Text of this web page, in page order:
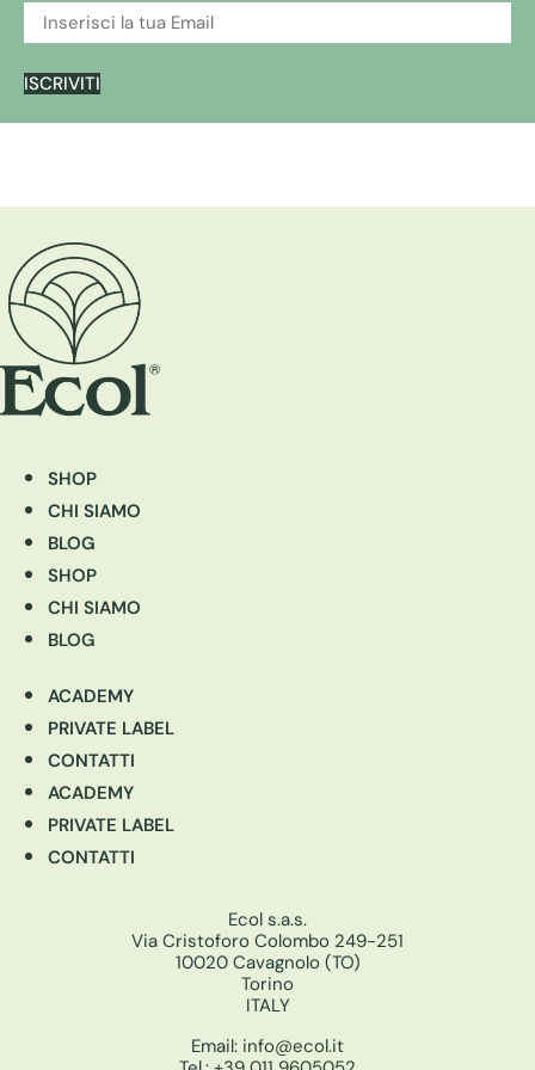
ISCRIVITI
SHOP
CHI SIAMO
BLOG
SHOP
CHI SIAMO
BLOG
ACADEMY
PRIVATE LABEL
CONTATTI
ACADEMY
PRIVATE LABEL
CONTATTI
Ecol s.a.s.
Via Cristoforo Colombo 249-251
10020 Cavagnolo (TO)
Torino
ITALY
Email: info@ecol.it